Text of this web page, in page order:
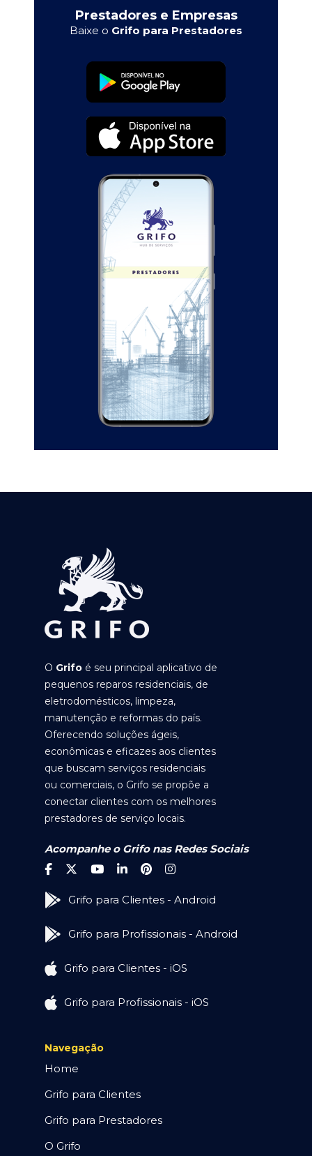
Prestadores e Empresas
Baixe o Grifo para Prestadores
O Grifo é seu principal aplicativo de
pequenos reparos residenciais, de
eletrodomésticos, limpeza,
manutenção e reformas do país.
Oferecendo soluções ágeis,
econômicas e eficazes aos clientes
que buscam serviços residenciais
ou comerciais, o Grifo se propõe a
conectar clientes com os melhores
prestadores de serviço locais.
Acompanhe o Grifo nas Redes Sociais
Grifo para Clientes - Android
Grifo para Profissionais - Android
Grifo para Clientes - iOS
Grifo para Profissionais - iOS
Navegação
Home
Grifo para Clientes
Grifo para Prestadores
O Grifo